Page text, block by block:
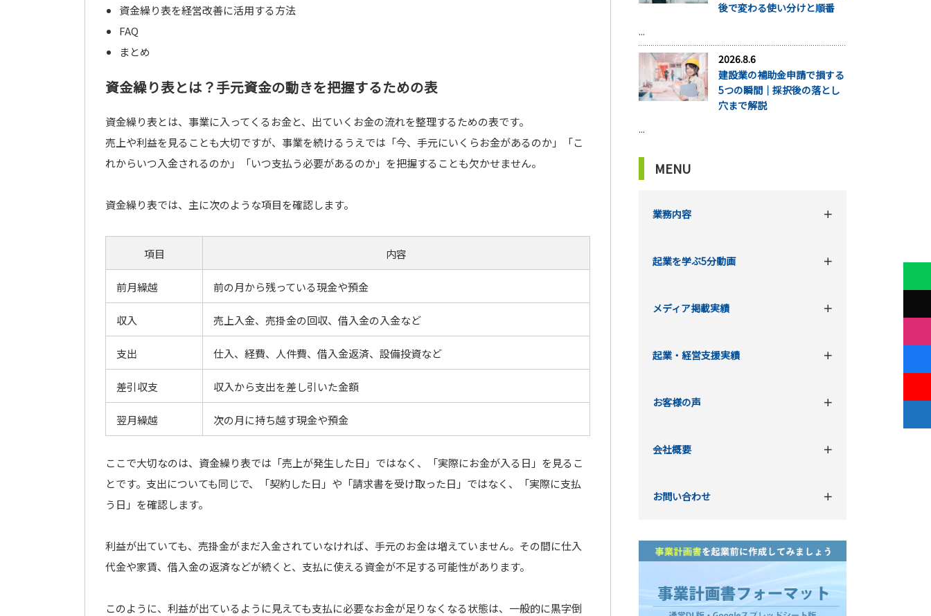
資金繰り表を経営改善に活用する方法
FAQ
まとめ
資金繰り表とは？手元資金の動きを把握するための表
資金繰り表とは、事業に入ってくるお金と、出ていくお金の流れを整理するための表です。
売上や利益を見ることも大切ですが、事業を続けるうえでは「今、手元にいくらお金があるのか」「こ
れからいつ入金されるのか」「いつ支払う必要があるのか」を把握することも欠かせません。
資金繰り表では、主に次のような項目を確認します。
項目 内容
前月繰越 前の月から残っている現金や預金
収入 売上入金、売掛金の回収、借入金の入金など
支出 仕入、経費、人件費、借入金返済、設備投資など
差引収支 収入から支出を差し引いた金額
翌月繰越 次の月に持ち越す現金や預金
ここで大切なのは、資金繰り表では「売上が発生した日」ではなく、「実際にお金が入る日」を見るこ
とです。支出についても同じで、「契約した日」や「請求書を受け取った日」ではなく、「実際に支払
う日」を確認します。
利益が出ていても、売掛金がまだ入金されていなければ、手元のお金は増えていません。その間に仕入
代金や家賃、借入金の返済などが続くと、支払に使える資金が不足する可能性があります。
このように、利益が出ているように見えても支払に必要なお金が足りなくなる状態は、一般的に黒字倒
後で変わる使い分けと順番
...
2026.8.6
建設業の補助金申請で損する
5つの瞬間｜採択後の落とし
穴まで解説
...
MENU
業務内容
起業を学ぶ5分動画
メディア掲載実績
起業・経営支援実績
お客様の声
会社概要
お問い合わせ